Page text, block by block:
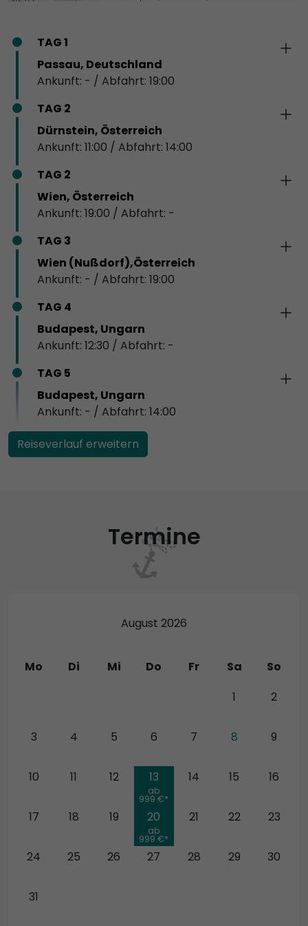
TAG 1
Passau, Deutschland
Ankunft: - / Abfahrt: 19:00
TAG 2
Dürnstein, Österreich
Ankunft: 11:00 / Abfahrt: 14:00
TAG 2
Wien, Österreich
Ankunft: 19:00 / Abfahrt: -
TAG 3
Wien (Nußdorf),Österreich
Ankunft: - / Abfahrt: 19:00
TAG 4
Budapest, Ungarn
Ankunft: 12:30 / Abfahrt: -
TAG 5
Budapest, Ungarn
Ankunft: - / Abfahrt: 14:00
Reiseverlauf erweitern
Termine
August 2026
Mo Di Mi Do Fr Sa
So
1 2
3 4 5 6 7 8 9
10 11 12
ab
999 €*
13 14 15 16
17 18 19
ab
999 €*
20 21 22 23
24 25 26 27 28 29 30
31